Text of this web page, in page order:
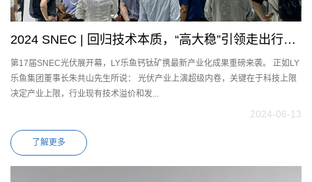
2024 SNEC | 回归技术本质，“高大稳”引领走出行业
内卷
第17届SNEC光伏展开幕，LY乐鱼钙钛矿携最新产业化成果重磅来袭。 正如LY
乐鱼集团董事长朱共山先生所说： 光伏产业上演超级内卷，关键在于科技上限
决定产业上限，行业现有技术溢价和发...
2024-06-13
了解更多